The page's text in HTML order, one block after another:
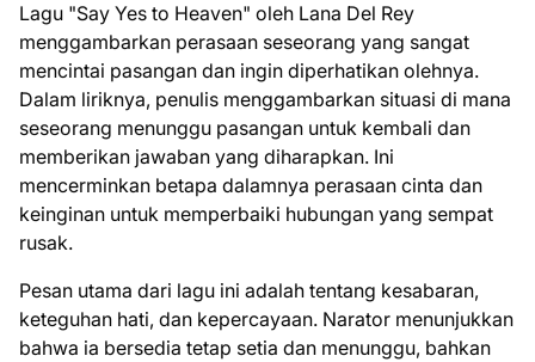
Lagu "Say Yes to Heaven" oleh Lana Del Rey
menggambarkan perasaan seseorang yang sangat
mencintai pasangan dan ingin diperhatikan olehnya.
Dalam liriknya, penulis menggambarkan situasi di mana
seseorang menunggu pasangan untuk kembali dan
memberikan jawaban yang diharapkan. Ini
mencerminkan betapa dalamnya perasaan cinta dan
keinginan untuk memperbaiki hubungan yang sempat
rusak.
Pesan utama dari lagu ini adalah tentang kesabaran,
keteguhan hati, dan kepercayaan. Narator menunjukkan
bahwa ia bersedia tetap setia dan menunggu, bahkan